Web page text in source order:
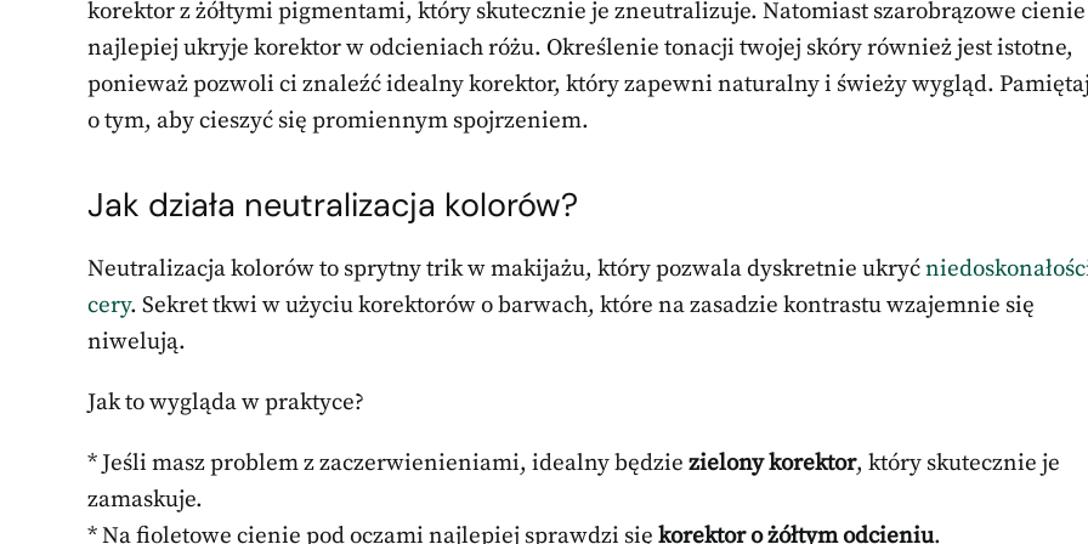
korektor z żółtymi pigmentami, który skutecznie je zneutralizuje. Natomiast szarobrązowe cienie
najlepiej ukryje korektor w odcieniach różu. Określenie tonacji twojej skóry również jest istotne,
ponieważ pozwoli ci znaleźć idealny korektor, który zapewni naturalny i świeży wygląd.
o tym, aby cieszyć się promiennym spojrzeniem.
Jak działa neutralizacja kolorów?
Neutralizacja kolorów to sprytny trik w makijażu, który pozwala dyskretnie ukryć
cery. Sekret tkwi w użyciu korektorów o barwach, które na zasadzie kontrastu wzajemnie się
niwelują.
Jak to wygląda w praktyce?
* Jeśli masz problem z zaczerwienieniami, idealny będzie zielony korektor, który skutecznie je
zamaskuje.
* Na fioletowe cienie pod oczami najlepiej sprawdzi się korektor o żółtym odcieniu.